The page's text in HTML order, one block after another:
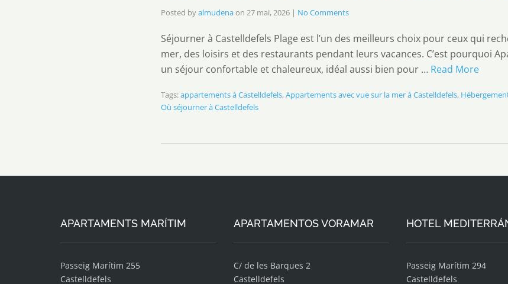
Posted byalmudenaon 27 mai, 2026 | No Comments
Séjourner à Castelldefels Plage est l’un des meilleurs choix pour ceux qui
mer, des loisirs et des restaurants pendant leurs vacances. C’est pourquoi
un séjour confortable et chaleureux, idéal aussi bien pour … Read More
Tags:appartements à Castelldefels,Appartements avec vue sur la mer à Castelldefels,
Où séjourner à Castelldefels
APARTAMENTS MARÍTIM
Passeig Marítim 255
Castelldefels
APARTAMENTOS VORAMAR
C/ de les Barques 2
Castelldefels
HOTEL
Passeig Marítim 294
Castelldefels